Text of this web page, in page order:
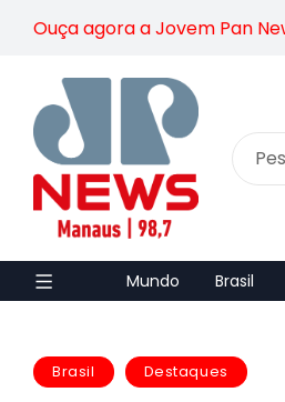
Ouça agora a Jovem Pan
Mundo Brasil
Brasil Destaques